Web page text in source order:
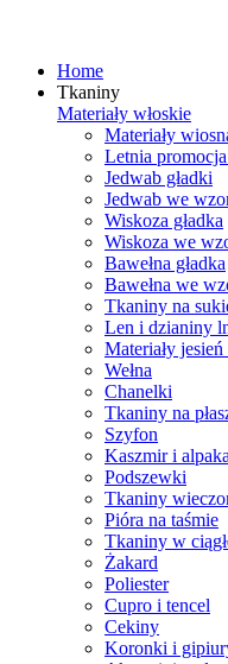
Home
Tkaniny
Materiały włoskie
Materiały
Letnia
Jedwab gładki
Jedwab we
Wiskoza gładka
Wiskoza we
Bawełna gładka
Bawełna we
Tkaniny na
Len i dzianiny
Materiały jesień
Wełna
Chanelki
Tkaniny na
Szyfon
Kaszmir i alpaka
Podszewki
Tkaniny
Pióra na taśmie
Tkaniny w
Żakard
Poliester
Cupro i tencel
Cekiny
Koronki i